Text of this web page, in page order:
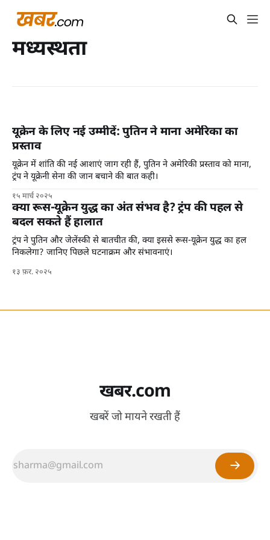
मध्यस्थता
यूक्रेन के लिए नई उम्मीदें: पुतिन ने माना अमेरिका का
प्रस्ताव
यूक्रेन में शांति की नई आशाएं जाग रही हैं, पुतिन ने अमेरिकी प्रस्ताव को माना,
ट्रंप ने यूक्रेनी सेना की जान बचाने की बात कही।
१५ मार्च २०२५
क्या रूस-यूक्रेन युद्ध का अंत संभव है? ट्रंप की पहल से
बदल सकते हैं हालात
ट्रंप ने पुतिन और जेलेंस्की से बातचीत की, क्या इससे रूस-यूक्रेन युद्ध का हल
निकलेगा? जानिए पिछले घटनाक्रम और संभावनाएं।
१३ फ़र. २०२५
खबर.com
खबरें जो मायने रखती हैं